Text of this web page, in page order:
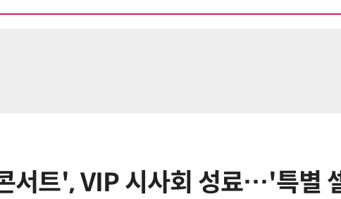
서트', VIP 시사회 성료…'특별